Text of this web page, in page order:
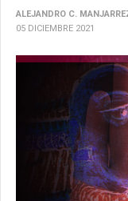
ALEJANDRO C.
05 DICIEMBRE 2021